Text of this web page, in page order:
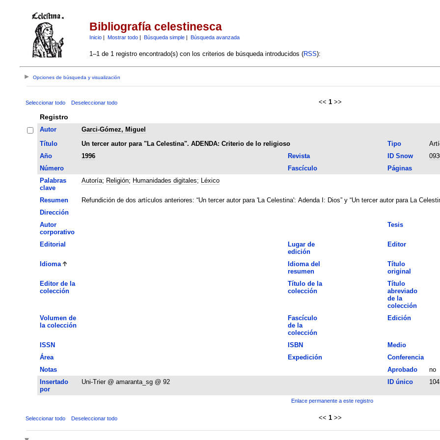
Bibliografía celestinesca
Inicio| Mostrar todo| Búsqueda simple| Búsqueda avanzada
1–1 de 1 registro encontrado(s) con los criterios de búsqueda introducidos (RSS):
Opciones de búsqueda y visualización
Seleccionar todo Deseleccionar todo << 1 >>
Registro
Autor
Garci-Gómez, Miguel
Título
Un tercer autor para "La Celestina". ADENDA: Criterio de lo religioso Tipo
Año
1996 Revista ID Snow
Número
Fascículo
Páginas
Palabras
clave
Autoría; Religión; Humanidades digitales; Léxico
Resumen
Refundición de dos artículos anteriores: “Un tercer autor para 'La Celestina': Adenda I: Dios” y “Un tercer autor para La
Dirección
Autor
corporativo
Tesis
Editorial
Lugar de
edición
Editor
Idioma
Idioma del
resumen
Título
original
Editor de la
colección
Título de la
colección
Título
abreviado
de la
colección
Volumen de
la colección
Fascículo
de la
colección
Edición
ISSN ISBN
Medio
Área
Expedición
Conferencia
Notas
Aprobado
no
Insertado
por
Uni-Trier @ amaranta_sg @ 92 ID único 104
Enlace permanente a este registro
Seleccionar todo Deseleccionar todo << 1 >>